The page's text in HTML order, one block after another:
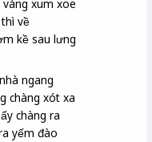
xum xoe
về
kề sau lưng
ngang
chàng xót xa
chàng ra
yếm đào